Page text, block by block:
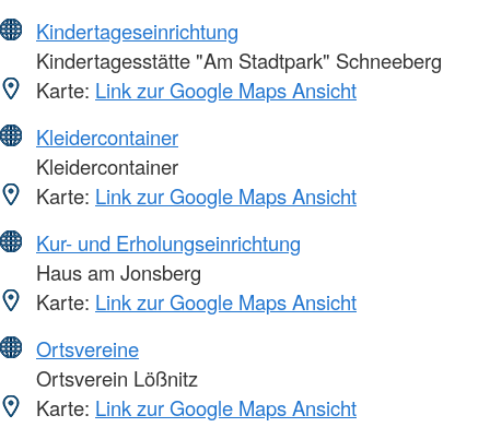
Kindertageseinrichtung
Kindertagesstätte "Am Stadtpark" Schneeberg
Karte: Link zur Google Maps Ansicht
Kleidercontainer
Kleidercontainer
Karte: Link zur Google Maps Ansicht
Kur- und Erholungseinrichtung
Haus am Jonsberg
Karte: Link zur Google Maps Ansicht
Ortsvereine
Ortsverein Lößnitz
Karte: Link zur Google Maps Ansicht